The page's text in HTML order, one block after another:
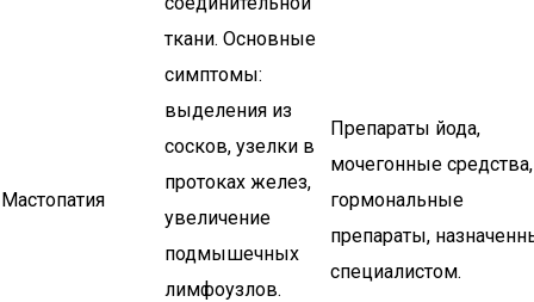
Мастопатия
ткани. Основные
симптомы:
выделения из
сосков, узелки в
протоках желез,
увеличение
подмышечных
лимфоузлов.
Препараты йода,
мочегонные средства,
гормональные
препараты,
специалистом.